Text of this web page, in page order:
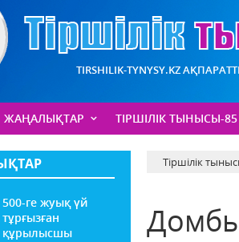
TIRSHILIK-TYNYSY.KZ
ЖАҢАЛЫҚТАР ТІРШІЛІК ТЫНЫСЫ-85
500-ге жуық үй
тұрғызған
құрылысшы
Тіршілік